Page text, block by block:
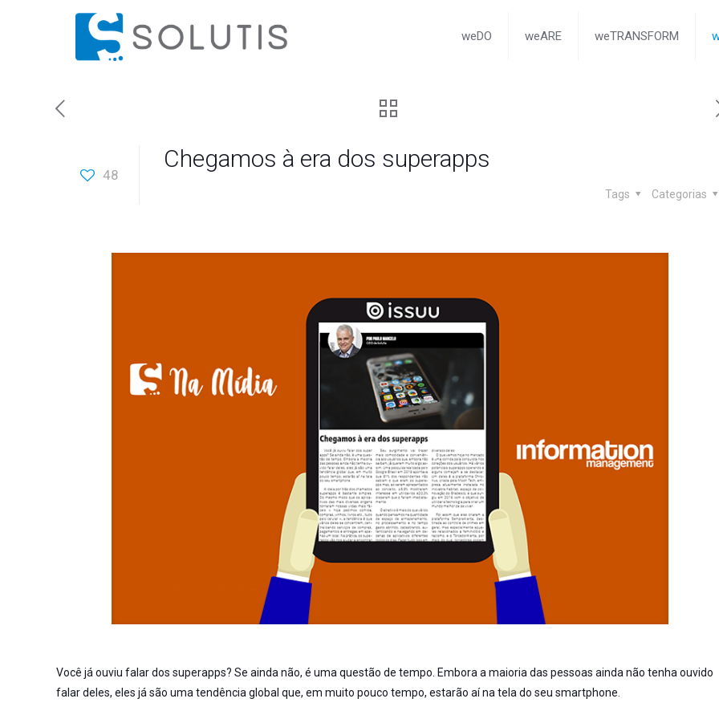
weDO weARE weTRANSFORM
48
Chegamos à era dos superapps
Categorias
Tags
Você já ouviu falar dos superapps? Se ainda não, é uma questão de tempo. Embora a maioria das pessoas ainda não tenha ouvido
falar deles, eles já são uma tendência global que, em muito pouco tempo, estarão aí na tela do seu smartphone.